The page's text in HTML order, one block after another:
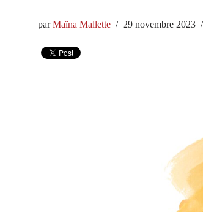
parMaïna Mallette 29 novembre 2023